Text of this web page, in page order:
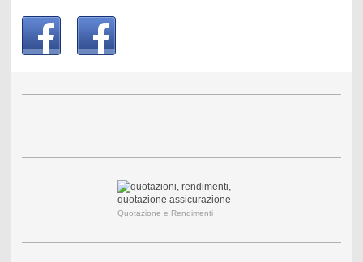
Quotazione e Rendimenti